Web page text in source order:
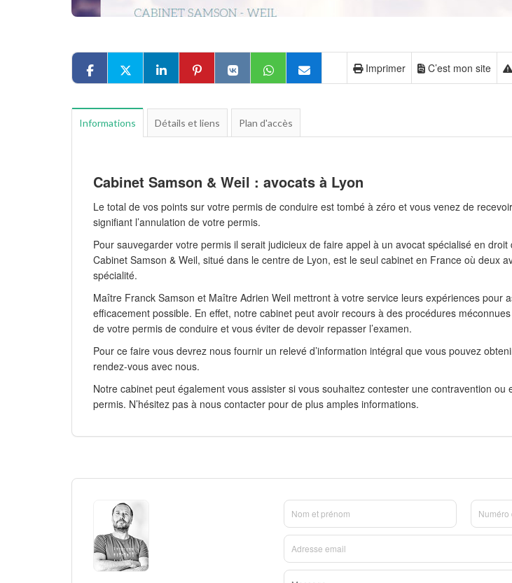
C’est mon site
Imprimer
Informations Détails et liens Plan d'accès
Cabinet Samson & Weil : avocats à Lyon
Le total de vos points sur votre permis de conduire est tombé à zéro et vous venez de
signifiant l’annulation de votre permis.
Pour sauvegarder votre permis il serait judicieux de faire appel à un avocat spécialisé en
Cabinet Samson & Weil, situé dans le centre de Lyon, est le seul cabinet en France où deux
spécialité.
Maître Franck Samson et Maître Adrien Weil mettront à votre service leurs expériences pour
efficacement possible. En effet, notre cabinet peut avoir recours à des procédures
de votre permis de conduire et vous éviter de devoir repasser l’examen.
Pour ce faire vous devrez nous fournir un relevé d’information intégral que vous pouvez
rendez-vous avec nous.
Notre cabinet peut également vous assister si vous souhaitez contester une contravention ou
permis. N’hésitez pas à nous contacter pour de plus amples informations.